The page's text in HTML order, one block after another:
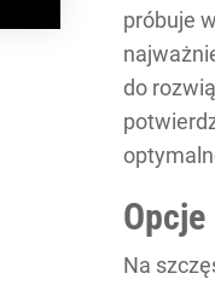
próbuje
do
Na